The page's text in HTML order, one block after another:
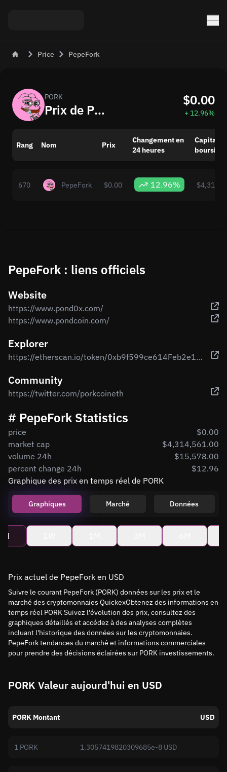
Price PepeFork
PORK
Prix de PepeFork (PORK) en USD Aujourd’hui
$0.00
+ 12.96%
Rang Nom Prix
Changement en
24 heures
boursière
670 PepeFork $0.00 12.96%
PepeFork : liens officiels
Website
https://www.pond0x.com/
https://www.pondcoin.com/
Explorer
https://etherscan.io/token/0xb9f599ce614Feb2e1BBe58F180F370D05b39344E
Community
https://twitter.com/porkcoineth
# PepeFork Statistics
price
$0.00
market cap
$4,314,561.00
volume 24h
$15,578.00
percent change 24h
$12.96
Graphique des prix en temps réel de PORK
Graphiques Marché Données
Prix actuel de PepeFork en USD
Suivre le courant PepeFork (PORK) données sur les prix et le
marché des cryptomonnaies QuickexObtenez des informations en
temps réel PORK Suivez l'évolution des prix, consultez des
graphiques détaillés et accédez à des analyses complètes
incluant l'historique des données sur les cryptomonnaies.
PepeFork tendances du marché et informations commerciales
pour prendre des décisions éclairées sur PORK investissements.
PORK Valeur aujourd'hui en USD
PORK Montant USD
1 PORK 1.3057419820309685e-8 USD